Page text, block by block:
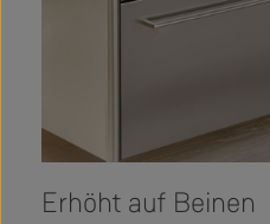
Erhöht auf Beinen